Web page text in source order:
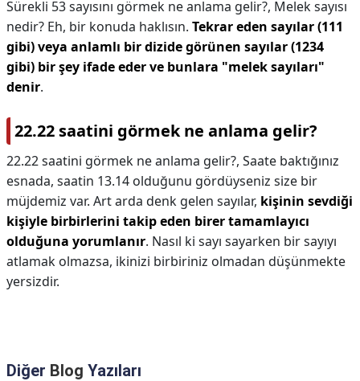
Sürekli 53 sayısını görmek ne anlama gelir?, Melek sayısı
nedir? Eh, bir konuda haklısın. Tekrar eden sayılar (111
gibi) veya anlamlı bir dizide görünen sayılar (1234
gibi) bir şey ifade eder ve bunlara "melek sayıları"
denir.
22.22 saatini görmek ne anlama gelir?
22.22 saatini görmek ne anlama gelir?, Saate baktığınız
esnada, saatin 13.14 olduğunu gördüyseniz size bir
müjdemiz var. Art arda denk gelen sayılar, kişinin sevdiği
kişiyle birbirlerini takip eden birer tamamlayıcı
olduğuna yorumlanır. Nasıl ki sayı sayarken bir sayıyı
atlamak olmazsa, ikinizi birbiriniz olmadan düşünmekte
yersizdir.
Diğer Blog Yazıları